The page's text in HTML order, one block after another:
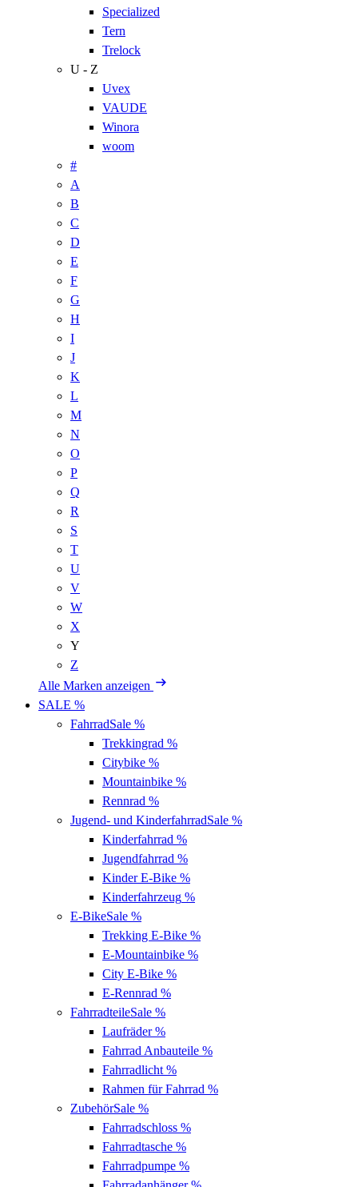
Specialized
Tern
Trelock
U - Z
Uvex
VAUDE
Winora
woom
#
A
B
C
D
E
F
G
H
I
J
K
L
M
N
O
P
Q
R
S
T
U
V
W
X
Y
Z
Alle Marken anzeigen
SALE %
FahrradSale %
Trekkingrad %
Citybike %
Mountainbike %
Rennrad %
Jugend- und KinderfahrradSale %
Kinderfahrrad %
Jugendfahrrad %
Kinder E-Bike %
Kinderfahrzeug %
E-BikeSale %
Trekking E-Bike %
E-Mountainbike %
City E-Bike %
E-Rennrad %
FahrradteileSale %
Laufräder%
Fahrrad Anbauteile %
Fahrradlicht %
Rahmen für Fahrrad %
ZubehörSale %
Fahrradschloss %
Fahrradtasche %
Fahrradpumpe %